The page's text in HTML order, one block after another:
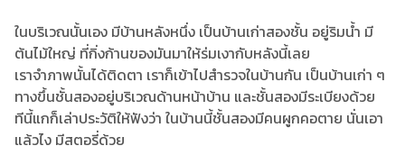
ในบริเวณนั้นเอง มีบ้านหลังหนึ่ง เป็นบ้านเก่าสองชั้น อยู่ริมน้ำ มี
ต้นไม้ใหญ่ ที่กิ่งก้านของมันมาให้ร่มเงากับหลังนี้เลย
เราจำภาพนั้นได้ติดตา เราก็เข้าไปสำรวจในบ้านกัน เป็นบ้านเก่า ๆ
ทางขึ้นชั้นสองอยู่บริเวณด้านหน้าบ้าน และชั้นสองมีระเบียงด้วย
ทีนี้แกก็เล่าประวัติให้ฟังว่า ในบ้านนี้ชั้นสองมีคนผูกคอตาย นั่นเอา
แล้วไง มีสตอรี่ด้วย